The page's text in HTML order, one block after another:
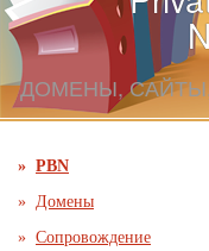
ДОМЕНЫ,
PBN
Домены
Сопровождение